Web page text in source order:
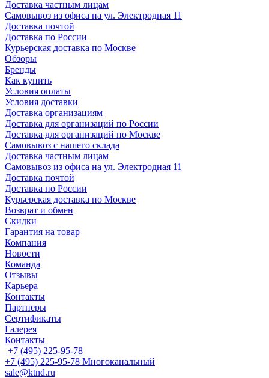
Доставка частным лицам
Самовывоз из офиса на ул. Электродная 11
Доставка почтой
Доставка по России
Курьерская доставка по Москве
Обзоры
Бренды
Как купить
Условия оплаты
Условия доставки
Доставка организациям
Доставка для организаций по России
Доставка для организаций по Москве
Самовывоз с нашего склада
Доставка частным лицам
Самовывоз из офиса на ул. Электродная 11
Доставка почтой
Доставка по России
Курьерская доставка по Москве
Возврат и обмен
Скидки
Гарантия на товар
Компания
Новости
Команда
Отзывы
Карьера
Контакты
Партнеры
Сертификаты
Галерея
Контакты
+7 (495) 225-95-78
+7 (495) 225-95-78 Многоканальный
sale@ktnd.ru